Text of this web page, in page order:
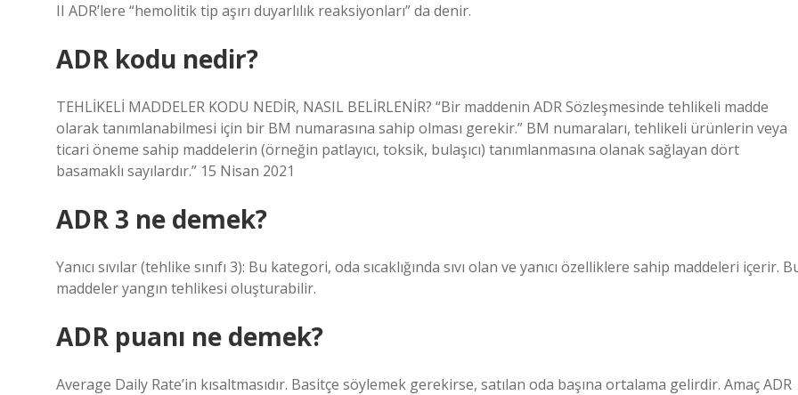
II ADR’lere “hemolitik tip aşırı duyarlılık reaksiyonları” da denir.
ADR kodu nedir?
TEHLİKELİ MADDELER KODU NEDİR, NASIL BELİRLENİR? “Bir maddenin ADR Sözleşmesinde tehlikeli madde
olarak tanımlanabilmesi için bir BM numarasına sahip olması gerekir.” BM numaraları, tehlikeli ürünlerin veya
ticari öneme sahip maddelerin (örneğin patlayıcı, toksik, bulaşıcı) tanımlanmasına olanak sağlayan dört
basamaklı sayılardır.” 15 Nisan 2021
ADR 3 ne demek?
Yanıcı sıvılar (tehlike sınıfı 3): Bu kategori, oda sıcaklığında sıvı olan ve yanıcı özelliklere sahip maddeleri içerir.
maddeler yangın tehlikesi oluşturabilir.
ADR puanı ne demek?
Average Daily Rate’in kısaltmasıdır. Basitçe söylemek gerekirse, satılan oda başına ortalama gelirdir. Amaç ADR